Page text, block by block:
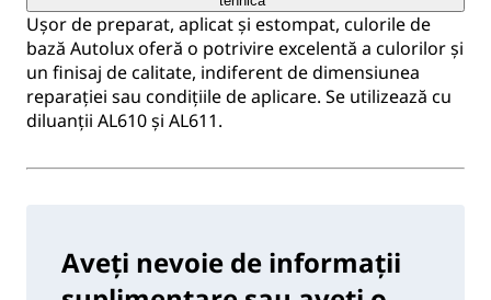
Ușor de preparat, aplicat și estompat, culorile de
bază Autolux oferă o potrivire excelentă a culorilor și
un finisaj de calitate, indiferent de dimensiunea
reparației sau condițiile de aplicare. Se utilizează cu
diluanții AL610 și AL611.
Aveți nevoie de informații